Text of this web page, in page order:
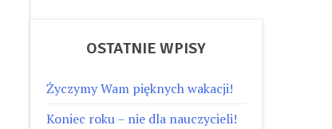
OSTATNIE WPISY
Życzymy Wam pięknych wakacji!
Koniec roku – nie dla nauczycieli!